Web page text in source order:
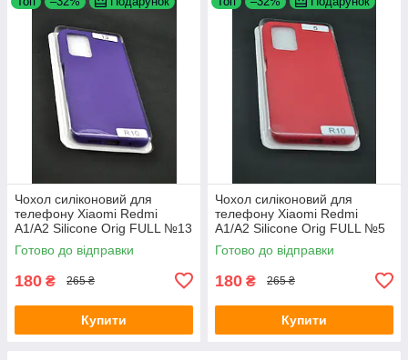
Чохол силіконовий для
телефону Xiaomi Redmi
A1/A2 Silicone Orig FULL №13
violet 4you
Готово до відправки
180 ₴ 265 ₴
Купити
Чохол силіконовий для
телефону Xiaomi Redmi
A1/A2 Silicone Orig FULL №5
red 4you
Готово до відправки
180 ₴ 265 ₴
Купити